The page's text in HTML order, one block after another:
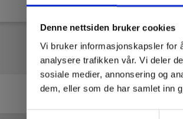
Denne nettsiden bruker cookies
Vi bruker informasjonskapsler for
analysere trafikken vår. Vi deler
sosiale medier, annonsering og
dem, eller som de har samlet inn
op til 40 timer
38 mm
5 m